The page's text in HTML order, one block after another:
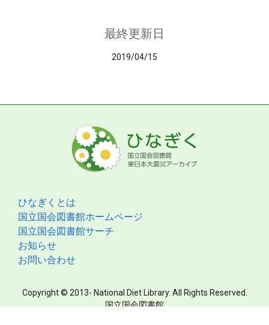
最終更新日
2019/04/15
ひなぎくとは
国立国会図書館ホームページ
国立国会図書館サーチ
お知らせ
お問い合わせ
Copyright © 2013- National Diet Library. All Rights Reserved.